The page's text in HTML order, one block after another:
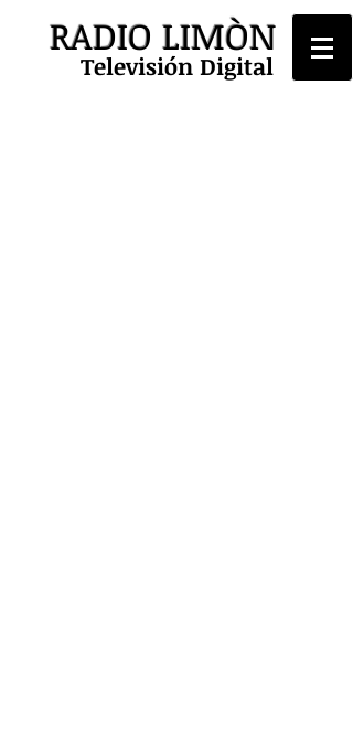
RADIO LIMÒN
Televisión Digital